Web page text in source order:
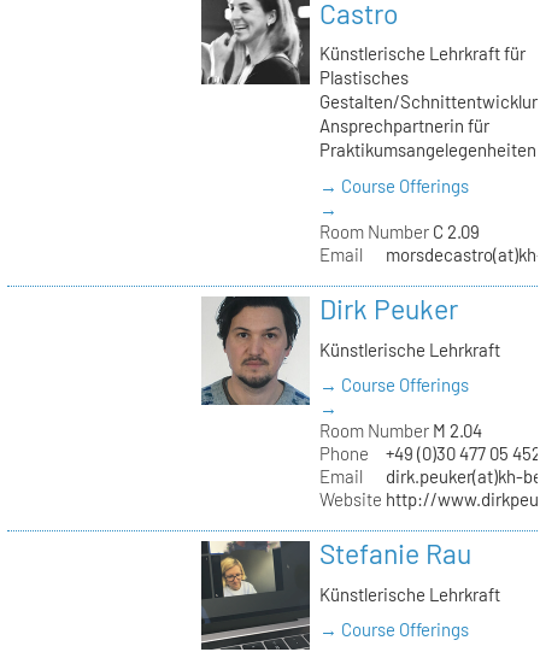
Castro
Künstlerische Lehrkraft für
Plastisches
Gestalten/
Ansprechpartnerin für
Praktikumsangelegenheiten
→ Course Offerings
→
Room NumberC 2.09
Email
Dirk Peuker
Künstlerische Lehrkraft
→ Course Offerings
→
Room NumberM 2.04
Phone
+49 (0)30 477 05
Email
dirk.peuker(at)kh-
Website http://
Stefanie Rau
Künstlerische Lehrkraft
→ Course Offerings